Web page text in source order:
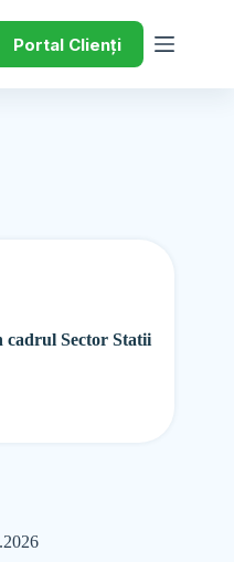
Portal Clienți
cadrul Sector Statii